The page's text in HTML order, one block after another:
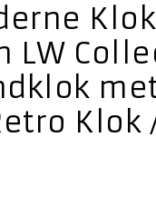
LW
Klok